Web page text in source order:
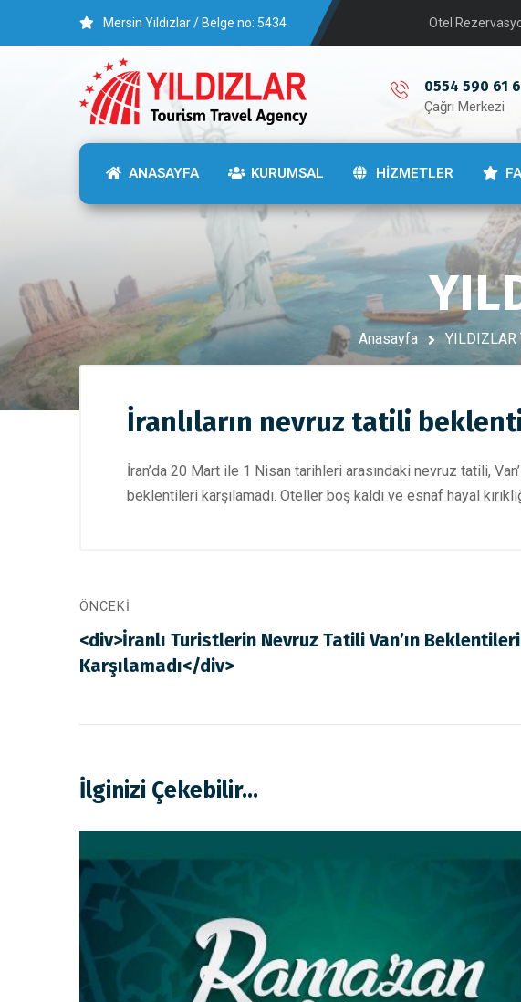
Mersin Yıldızlar / Belge no: 5434 Otel
0554 590 61
Çağrı Merkezi
ANASAYFA KURUMSAL HİZMETLER
Anasayfa YILDIZLAR
İranlıların nevruz tatili
İran’da 20 Mart ile 1 Nisan tarihleri arasındaki nevruz tatili,
beklentileri karşılamadı. Oteller boş kaldı ve esnaf hayal
ÖNCEKI
<div>İranlı Turistlerin Nevruz Tatili Van’ın
Karşılamadı</div>
İlginizi Çekebilir...